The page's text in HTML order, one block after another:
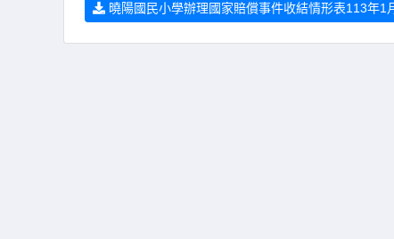
曉陽國民小學辦理國家賠償事件收結情形表113年1